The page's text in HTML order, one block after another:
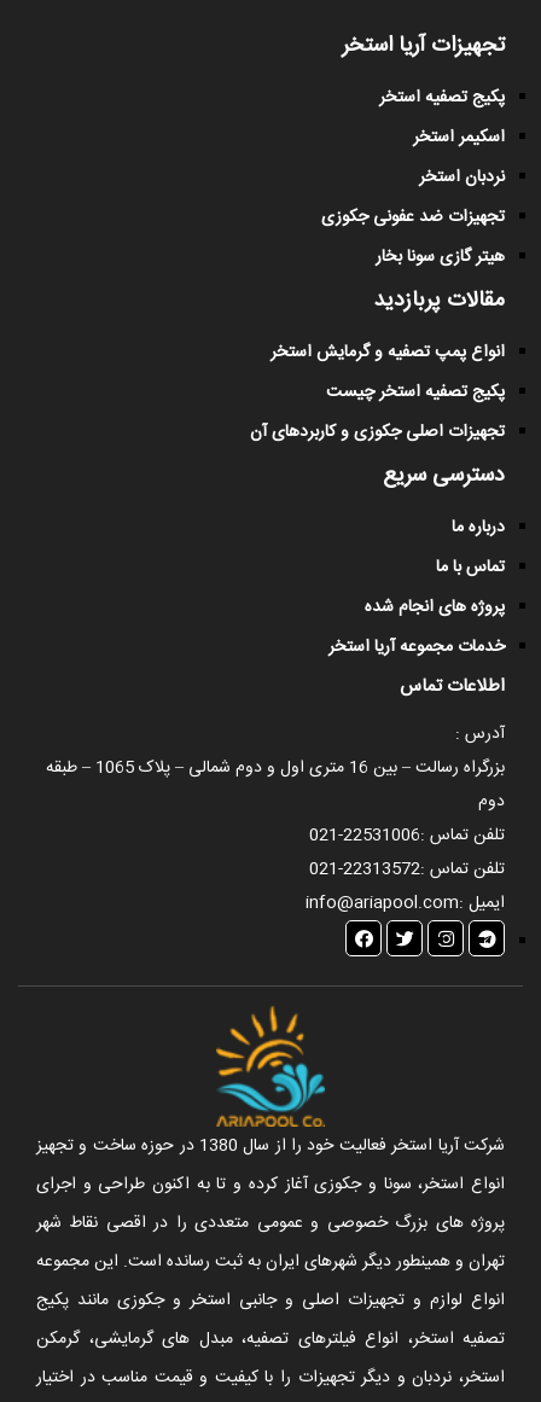
تجهیزات آریا استخر
پکیج تصفیه استخر
اسکیمر استخر
نردبان استخر
تجهیزات ضد عفونی جکوزی
هیتر گازی سونا بخار
مقالات پربازدید
انواع پمپ تصفیه و گرمایش استخر
پکیج تصفیه استخر چیست
تجهیزات اصلی جکوزی و کاربردهای آن
دسترسی سریع
درباره ما
تماس با ما
پروژه های انجام شده
خدمات مجموعه آریا استخر
اطلاعات تماس
آدرس :
بزرگراه رسالت – بین 16 متری اول و دوم شمالی – پلاک 1065 – طبقه
دوم
تلفن تماس :021-22531006
تلفن تماس :021-22313572
ایمیل :info@ariapool.com
شرکت آریا استخر فعالیت خود را از سال 1380 در حوزه ساخت و تجهیز
انواع استخر، سونا و جکوزی آغاز کرده و تا به اکنون طراحی و اجرای
پروژه های بزرگ خصوصی و عمومی متعددی را در اقصی نقاط شهر
تهران و همینطور دیگر شهرهای ایران به ثبت رسانده است. این مجموعه
انواع لوازم و تجهیزات اصلی و جانبی استخر و جکوزی مانند پکیج
تصفیه استخر، انواع فیلترهای تصفیه، مبدل های گرمایشی، گرمکن
استخر، نردبان و دیگر تجهیزات را با کیفیت و قیمت مناسب در اختیار